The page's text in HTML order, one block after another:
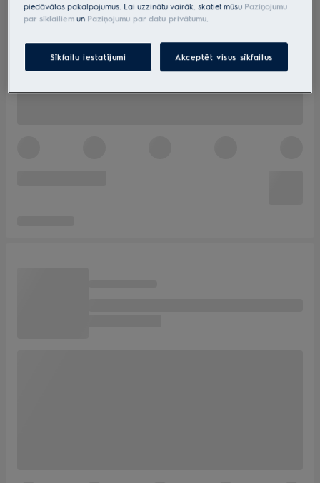
piedāvātos pakalpojumus. Lai uzzinātu vairāk, skatiet mūsu Paziņojumu
par sīkfailiem un Paziņojumu par datu privātumu.
Sīkfailu iestatījumi Akceptēt visus sīkfailus